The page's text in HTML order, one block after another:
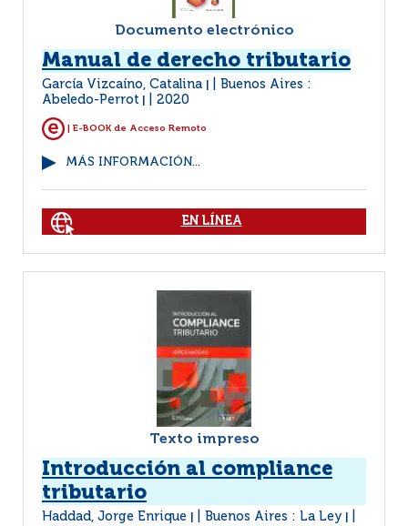
Documento electrónico
Manual de derecho tributario
García Vizcaíno, Catalina
Buenos Aires :
Abeledo-Perrot
2020
| E-BOOK de Acceso Remoto
MÁS INFORMACIÓN...
EN LÍNEA
Texto impreso
Introducción al compliance
tributario
Haddad, Jorge Enrique Buenos Aires : La Ley